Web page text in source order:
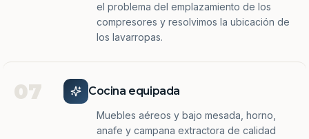
el problema del emplazamiento de los
compresores y resolvimos la ubicación de
los lavarropas.
07 Cocina equipada
Muebles aéreos y bajo mesada, horno,
anafe y campana extractora de calidad